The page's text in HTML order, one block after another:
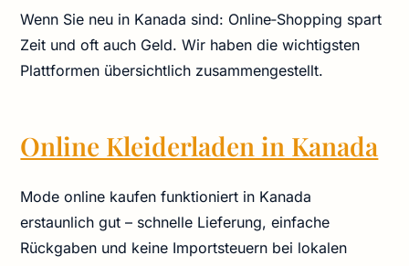
Wenn Sie neu in Kanada sind: Online‑Shopping spart
Zeit und oft auch Geld. Wir haben die wichtigsten
Plattformen übersichtlich zusammengestellt.
Online Kleiderladen in Kanada
Mode online kaufen funktioniert in Kanada
erstaunlich gut – schnelle Lieferung, einfache
Rückgaben und keine Importsteuern bei lokalen